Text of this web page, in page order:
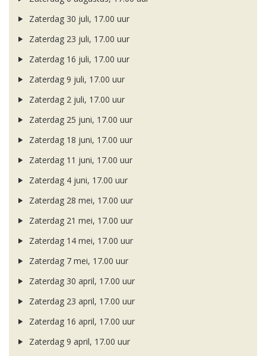
Zaterdag 30 juli, 17.00 uur
Zaterdag 23 juli, 17.00 uur
Zaterdag 16 juli, 17.00 uur
Zaterdag 9 juli, 17.00 uur
Zaterdag 2 juli, 17.00 uur
Zaterdag 25 juni, 17.00 uur
Zaterdag 18 juni, 17.00 uur
Zaterdag 11 juni, 17.00 uur
Zaterdag 4 juni, 17.00 uur
Zaterdag 28 mei, 17.00 uur
Zaterdag 21 mei, 17.00 uur
Zaterdag 14 mei, 17.00 uur
Zaterdag 7 mei, 17.00 uur
Zaterdag 30 april, 17.00 uur
Zaterdag 23 april, 17.00 uur
Zaterdag 16 april, 17.00 uur
Zaterdag 9 april, 17.00 uur